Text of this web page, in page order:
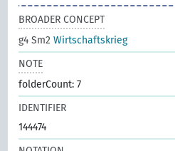
BROADER CONCEPT
g4 Sm2Wirtschaftskrieg
NOTE
folderCount: 7
IDENTIFIER
144474